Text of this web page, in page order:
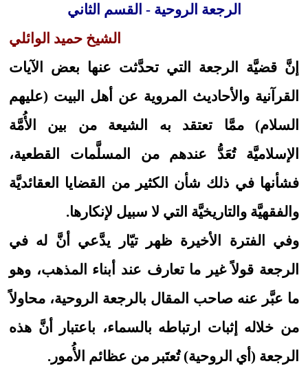
الرجعة الروحية - القسم الثاني
الشيخ حميد الوائلي
إنَّ قضيَّة الرجعة التي تحدَّثت عنها بعض الآيات
القرآنية والأحاديث المروية عن أهل البيت (عليهم
السلام) ممَّا تعتقد به الشيعة من بين الأُمَّة
الإسلاميَّة تُعَدُّ عندهم من المسلَّمات القطعية،
فشأنها في ذلك شأن الكثير من القضايا العقائديَّة
والفقهيَّة والتاريخيَّة التي لا سبيل لإنكارها.
وفي الفترة الأخيرة ظهر تيّار يدَّعي أنَّ له في
الرجعة قولاً غير ما تعارف عند أبناء المذهب، وهو
ما عبَّر عنه صاحب المقال بالرجعة الروحية، محاولاً
من خلاله إثبات ارتباطه بالسماء، باعتبار أنَّ هذه
الرجعة (أي الروحية) تُعتَبر من عظائم الأُمور.